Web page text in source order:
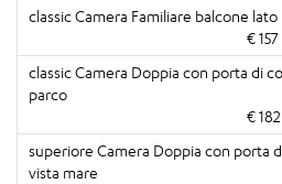
€ 157
€ 182